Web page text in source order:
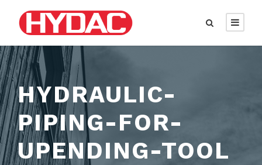
HYDRAULIC-
PIPING-FOR-
UPENDING-TOOL